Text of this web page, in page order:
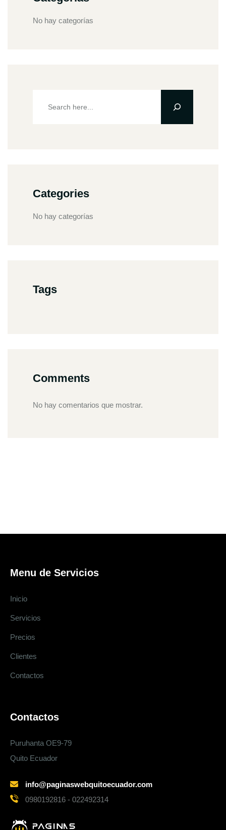
No hay categorías
Categories
No hay categorías
Tags
Comments
No hay comentarios que mostrar.
Menu de Servicios
Inicio
Servicios
Precios
Clientes
Contactos
Contactos
Puruhanta OE9-79
Quito Ecuador
info@paginaswebquitoecuador.com
0980192816 - 022492314